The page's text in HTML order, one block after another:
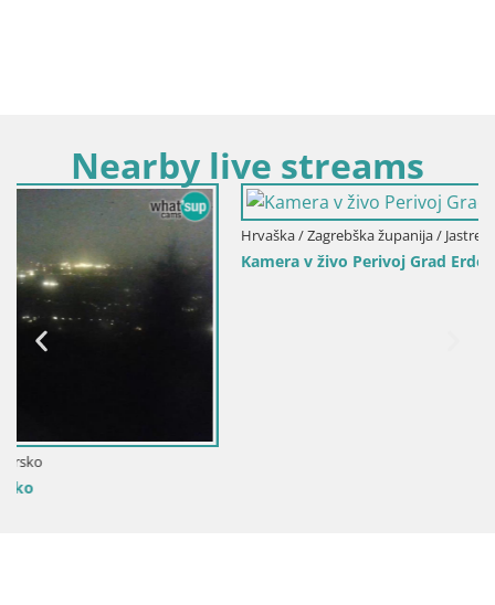
Nearby live streams
Hrvaška / Zagrebška županija / Jastrebarsko
Kamera v živo Perivoj Grad Erdödy – Jastrebarsko